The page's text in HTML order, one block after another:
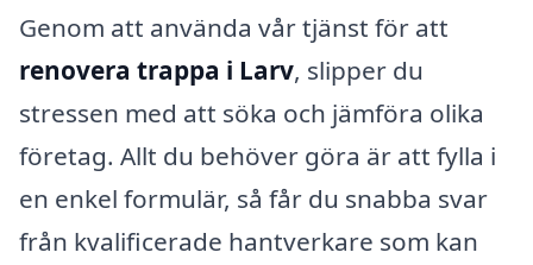
Genom att använda vår tjänst för att
renovera trappa i Larv, slipper du
stressen med att söka och jämföra olika
företag. Allt du behöver göra är att fylla i
en enkel formulär, så får du snabba svar
från kvalificerade hantverkare som kan